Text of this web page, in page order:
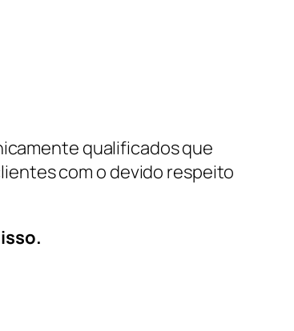
qualificados que
com o devido respeito